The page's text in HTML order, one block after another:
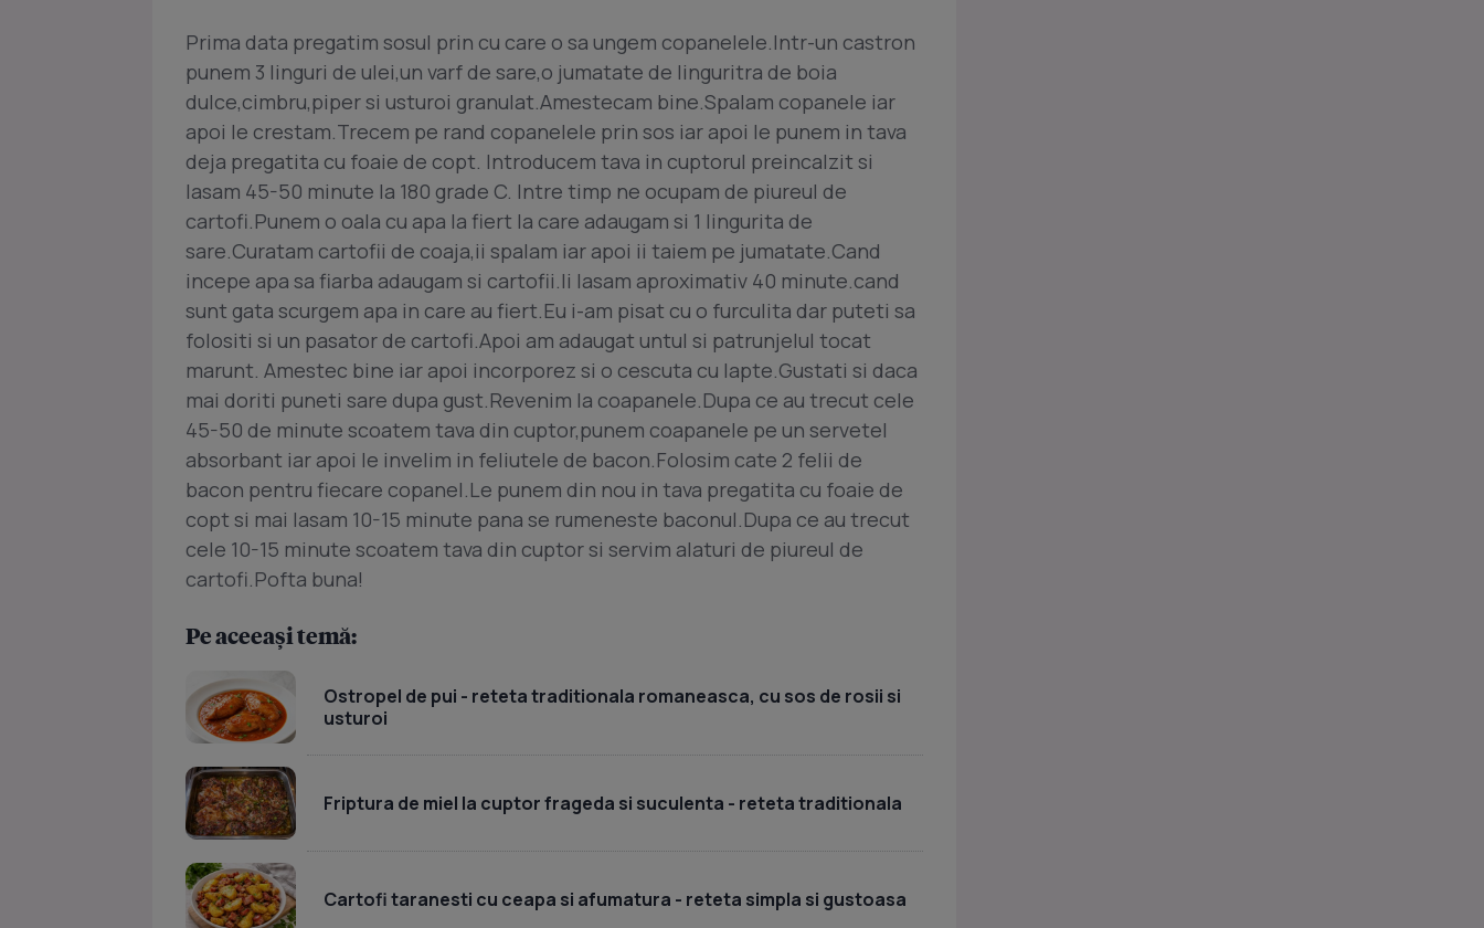
Prima data pregatim sosul prin cu care o sa ungem copanelele.Intr-un castron
punem 3 linguri de ulei,un varf de sare,o jumatate de linguritra de boia
dulce,cimbru,piper si usturoi granulat.Amestecam bine.Spalam copanele iar
apoi le crestam.Trecem pe rand copanelele prin sos iar apoi le punem in tava
deja pregatita cu foaie de copt. Introducem tava in cuptorul preincalzit si
lasam 45-50 minute la 180 grade C. Intre timp ne ocupam de piureul de
cartofi.Punem o oala cu apa la fiert la care adaugam si 1 lingurita de
sare.Curatam cartofii de coaja,ii spalam iar apoi ii taiem pe jumatate.Cand
incepe apa sa fiarba adaugam si cartofii.Ii lasam aproximativ 40 minute.cand
sunt gata scurgem apa in care au fiert.Eu i-am pisat cu o furculita dar puteti sa
folositi si un pasator de cartofi.Apoi am adaugat untul si patrunjelul tocat
marunt. Amestec bine iar apoi incorporez si o cescuta cu lapte.Gustati si daca
mai doriti puneti sare dupa gust.Revenim la coapanele.Dupa ce au trecut cele
45-50 de minute scoatem tava din cuptor,punem coapanele pe un servetel
absorbant iar apoi le invelim in feliutele de bacon.Folosim cate 2 felii de
bacon pentru fiecare copanel.Le punem din nou in tava pregatita cu foaie de
copt si mai lasam 10-15 minute pana se rumeneste baconul.Dupa ce au trecut
cele 10-15 minute scoatem tava din cuptor si servim alaturi de piureul de
cartofi.Pofta buna!
Pe aceeași temă:
Ostropel de pui - reteta traditionala romaneasca, cu sos de rosii si
usturoi
Friptura de miel la cuptor frageda si suculenta - reteta traditionala
Cartofi taranesti cu ceapa si afumatura - reteta simpla si gustoasa